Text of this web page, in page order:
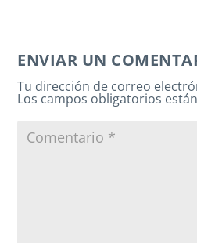
ENVIAR UN
Tu dirección de correo
Los campos obligatorios